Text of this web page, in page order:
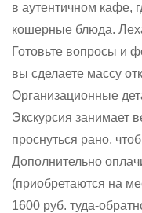
в аутентичном кафе,
кошерные блюда.
Готовьте вопросы и
вы сделаете массу
Организационные
Экскурсия занимает
проснуться рано,
Дополнительно
(приобретаются на
1600 руб. туда-